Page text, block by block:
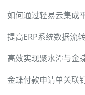
如何通过轻易云集成
提高ERP系统数据流
高效实现聚水潭与金
金蝶付款申请单关联